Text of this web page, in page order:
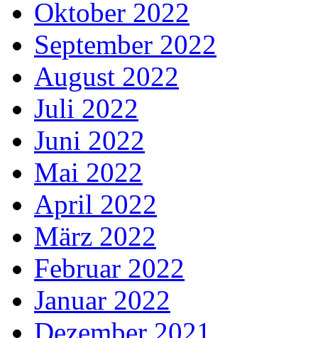
Oktober 2022
September 2022
August 2022
Juli 2022
Juni 2022
Mai 2022
April 2022
März 2022
Februar 2022
Januar 2022